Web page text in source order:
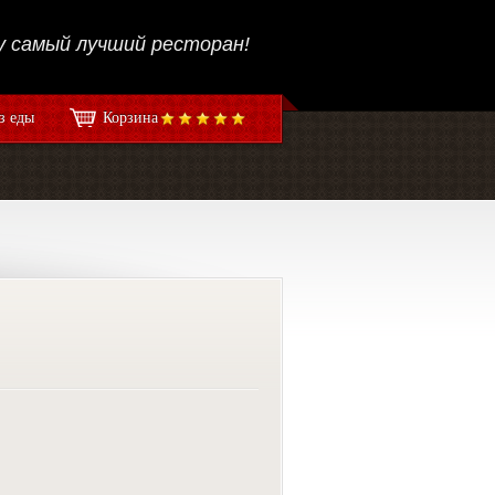
еды Корзина
лучший ресторан!